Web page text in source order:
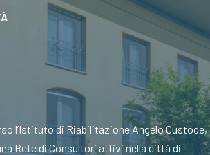
l’Istituto di Riabilitazione Angelo Custode,
Rete di Consultori attivi nella città di